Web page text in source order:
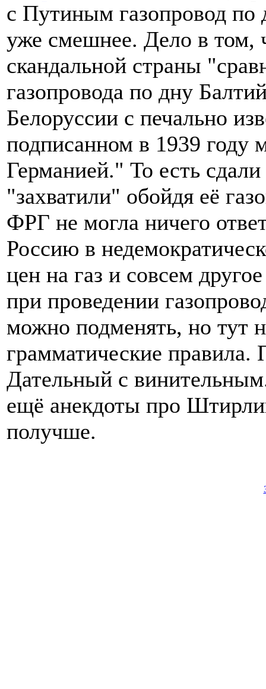
с Путиным газопровод по
уже смешнее. Дело в том,
скандальной страны
газопровода по дну
Белоруссии с печально
подписанном в 1939
Германией." То есть
"захватили" обойдя её
ФРГ не могла ничего
Россию в
цен на газ и совсем
при проведении
можно подменять, но тут
грамматические правила.
Дательный с
ещё анекдоты про
получше.